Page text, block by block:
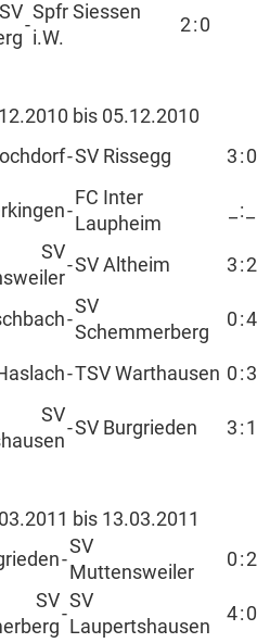
SV
-
Spfr Siessen
i.W.
2: 0
bis 05.12.2010
-SV Rissegg 3 : 0
-
FC Inter
Laupheim
:
SV
-SV Altheim 3 :2
-
SV
Schemmerberg
0 :4
-TSV Warthausen 0 : 3
SV
-SV Burgrieden 3 : 1
bis 13.03.2011
-
SV
Muttensweiler
0 :2
SV
-
SV
Laupertshausen
4: 0